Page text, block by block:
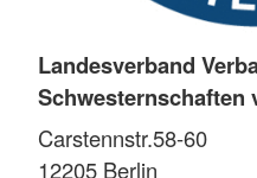
Landesverband
Schwesternschaften
Carstennstr.58-60
12205 Berlin